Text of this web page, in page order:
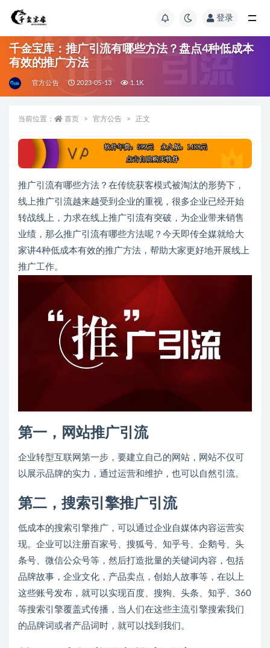
登录
千金宝库：推广引流有哪些方法？盘点4种低成本
有效的推广方法
官方公告 2023-05-13 1.1K
当前位置： 首页 官方公告 正文
推广引流有哪些方法？在传统获客模式被淘汰的形势下，
线上推广引流越来越受到企业的重视，很多企业已经开始
转战线上，力求在线上推广引流有突破，为企业带来销售
业绩，那么推广引流有哪些方法呢？今天即传全媒就给大
家讲4种低成本有效的推广方法，帮助大家更好地开展线上
推广工作。
第一，网站推广引流
企业转型互联网第一步，要建立自己的网站，网站不仅可
以展示品牌的实力，通过运营和维护，也可以自然引流。
第二，搜索引擎推广引流
低成本的搜索引擎推广，可以通过企业自媒体内容运营实
现。企业可以注册百家号、搜狐号、知乎号、企鹅号、头
条号、微信公众号等，然后打造批量的关键词内容，包括
品牌故事，企业文化，产品卖点，创始人故事等，在以上
这些账号发布，就可以实现百度、搜狗、头条、知乎、360
等搜索引擎覆盖式传播，当人们在这些主流引擎搜索我们
的品牌词或者产品词时，就可以找到我们。